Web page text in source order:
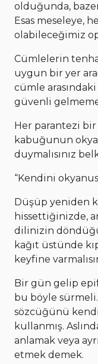
olduğunda,
Esas meseleye,
olabileceğimiz
Cümlelerin
uygun bir yer
cümle
güvenli
Her parantezi bir
kabuğunun
duymalısınız
“Kendini
Düşüp yeniden
hissettiğinizde,
dilinizin
kağıt üstünde
keyfine
Bir gün gelip
bu böyle
sözcüğünü
kullanmış.
anlamak veya
etmek demek.